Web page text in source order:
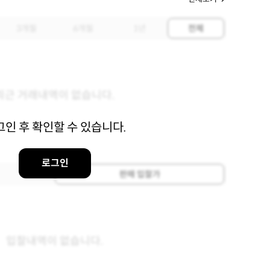
인 후 확인할 수 있습니다.
로그인
전체
판매 입찰가